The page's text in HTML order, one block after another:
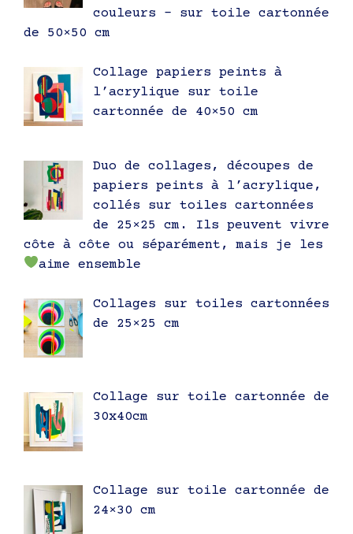
couleurs – sur toile cartonnée
de 50×50 cm
Collage papiers peints à
l’acrylique sur toile
cartonnée de 40×50 cm
Duo de collages, découpes de
papiers peints à l’acrylique,
collés sur toiles cartonnées
de 25×25 cm. Ils peuvent vivre
côte à côte ou séparément, mais je les
aime ensemble
Collages sur toiles cartonnées
de 25×25 cm
Collage sur toile cartonnée de
30x40cm
Collage sur toile cartonnée de
24×30 cm